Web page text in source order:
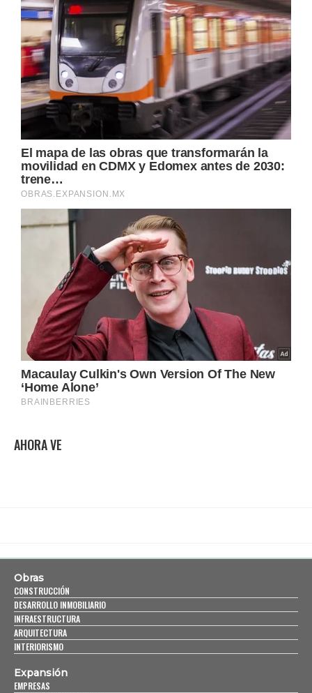
AHORA VE
Obras
CONSTRUCCIÓN
DESARROLLO INMOBILIARIO
INFRAESTRUCTURA
ARQUITECTURA
INTERIORISMO
Expansión
EMPRESAS